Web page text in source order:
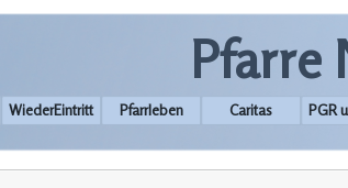
Pfarre
WiederEintritt Pfarrleben Caritas PGR